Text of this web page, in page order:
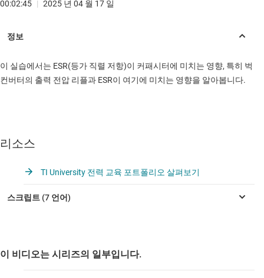
00:02:45 | 2025 년 04 월 17 일
이 실습에서는 ESR(등가 직렬 저항)이 커패시터에 미치는 영향, 특히 벅
컨버터의 출력 전압 리플과 ESR이 여기에 미치는 영향을 알아봅니다.
리소스
TI University 전력 교육 포트폴리오 살펴보기
이 비디오는 시리즈의 일부입니다.